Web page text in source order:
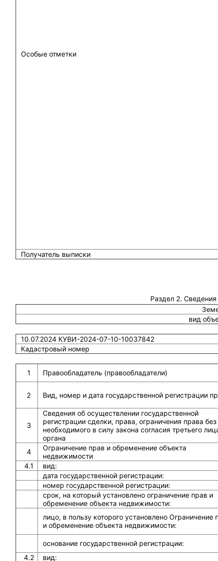
Особые отметки
Получатель выписки
Раздел 2.
вид
10.07.2024 КУВИ-2024-07-10-10037842
Кадастровый номер
1 Правообладатель (правообладатели)
2 Вид, номер и дата государственной регистрации
3
Сведения об осуществлении государственной
регистрации сделки, права, ограничения права без
необходимого в силу закона согласия третьего
органа
4
Ограничение прав и обременение объекта
недвижимости
4.1
вид:
дата государственной регистрации:
номер государственной регистрации:
срок, на который установлено ограничение прав и
обременение объекта недвижимости:
лицо, в пользу которого установлено Ограничение
и обременение объекта недвижимости:
основание государственной регистрации:
4.2
вид: